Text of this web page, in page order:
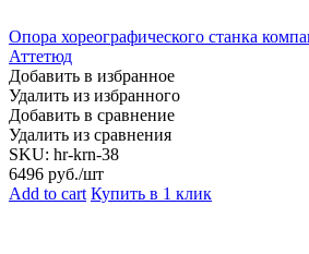
Опора хореографического станка
Аттетюд
Добавить в избранное
Удалить из избранного
Добавить в сравнение
Удалить из сравнения
SKU: hr-krn-38
6496 руб./шт
Add to cart Купить в 1 клик